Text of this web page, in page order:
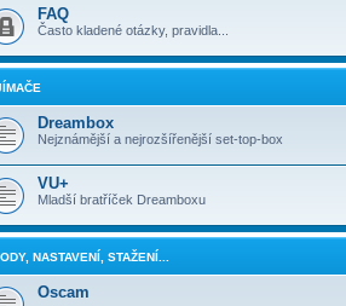
FAQ
Často kladené otázky, pravidla...
Dreambox
Nejznámější a nejrozšířenější set-top-box
VU+
Mladší bratříček Dreamboxu
NASTAVENÍ, STAŽENÍ...
Oscam